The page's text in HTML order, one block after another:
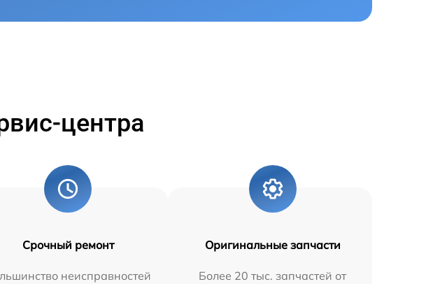
центра
Срочный ремонт
неисправностей
Оригинальные запчасти
Более 20 тыс. запчастей от